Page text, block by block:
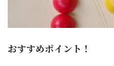
おすすめポイント！